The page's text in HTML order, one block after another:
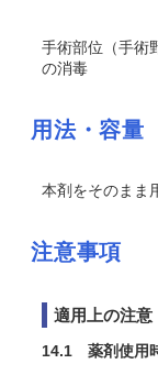
手術部位（手術
の消毒
用法・容量
本剤をそのまま
注意事項
適用上の注意
14.1 薬剤使用